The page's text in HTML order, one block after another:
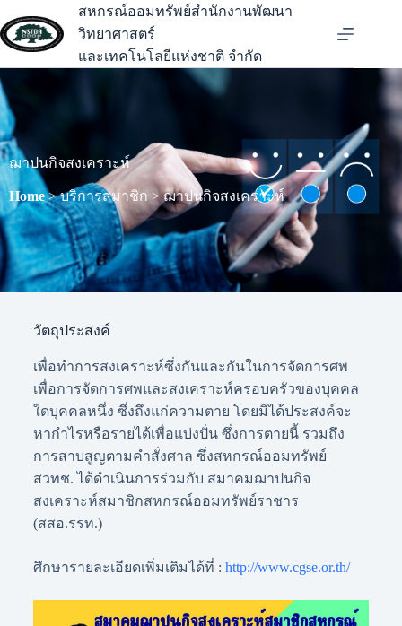
สหกรณ์ออมทรัพย์สำนักงานพัฒนา
วิทยาศาสตร์
และเทคโนโลยีแห่งชาติ จำกัด
ฌาปนกิจสงเคราะห์
Home> บริการสมาชิก > ฌาปนกิจสงเคราะห์
วัตถุประสงค์
เพื่อทำการสงเคราะห์ซึ่งกันและกันในการจัดการศพ
เพื่อการจัดการศพและสงเคราะห์ครอบครัวของบุคคล
ใดบุคคลหนึ่ง ซึ่งถึงแก่ความตาย โดยมิได้ประสงค์จะ
หากำไรหรือรายได้เพื่อแบ่งปั่น ซึ่งการตายนี้ รวมถึง
การสาบสูญตามคำสั่งศาล ซึ่งสหกรณ์ออมทรัพย์
สวทช. ได้ดำเนินการร่วมกับ สมาคมฌาปนกิจ
สงเคราะห์สมาชิกสหกรณ์ออมทรัพย์ราชาร
(สสอ.รรท.)
ศึกษารายละเอียดเพิ่มเติมได้ที่ : http://www.cgse.or.th/